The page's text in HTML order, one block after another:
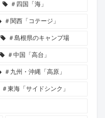
＃四国「海」
＃関西「コテージ」
＃島根県のキャンプ場
＃中国「高台」
＃九州・沖縄「高原」
＃東海「サイドシンク」